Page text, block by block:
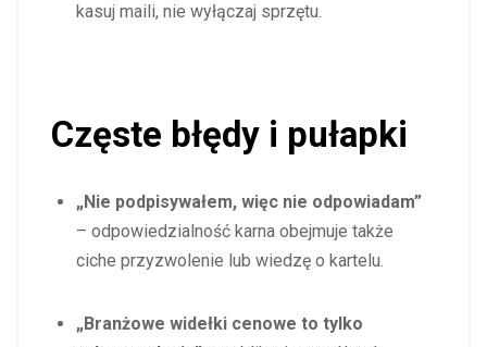
kasuj maili, nie wyłączaj sprzętu.
Częste błędy i pułapki
„Nie podpisywałem, więc nie odpowiadam”
– odpowiedzialność karna obejmuje także
ciche przyzwolenie lub wiedzę o kartelu.
„Branżowe widełki cenowe to tylko